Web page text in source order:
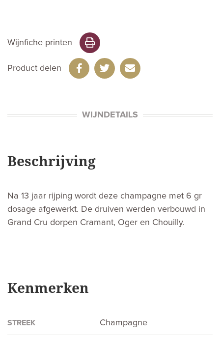
Wijnfiche printen
Product delen
WIJNDETAILS
Beschrijving
Na 13 jaar rijping wordt deze champagne met 6 gr
dosage afgewerkt. De druiven werden verbouwd in
Grand Cru dorpen Cramant, Oger en Chouilly.
Kenmerken
STREEK Champagne